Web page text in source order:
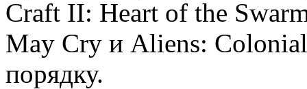
Craft II: Heart of the
May Cry и Aliens:
порядку.